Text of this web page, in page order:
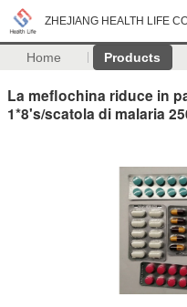
ZHEJIANG HEALTH LIFE
Home Products
La meflochina riduce in
1*8's/scatola di malaria